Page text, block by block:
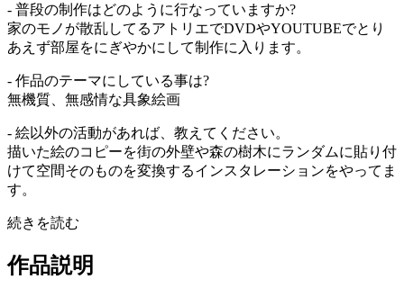
- 普段の制作はどのように行なっていますか?
家のモノが散乱してるアトリエでDVDやYOUTUBEでとり
あえず部屋をにぎやかにして制作に入ります。
- 作品のテーマにしている事は?
無機質、無感情な具象絵画
- 絵以外の活動があれば、教えてください。
描いた絵のコピーを街の外壁や森の樹木にランダムに貼り付
けて空間そのものを変換するインスタレーションをやってま
す。
続きを読む
作品説明